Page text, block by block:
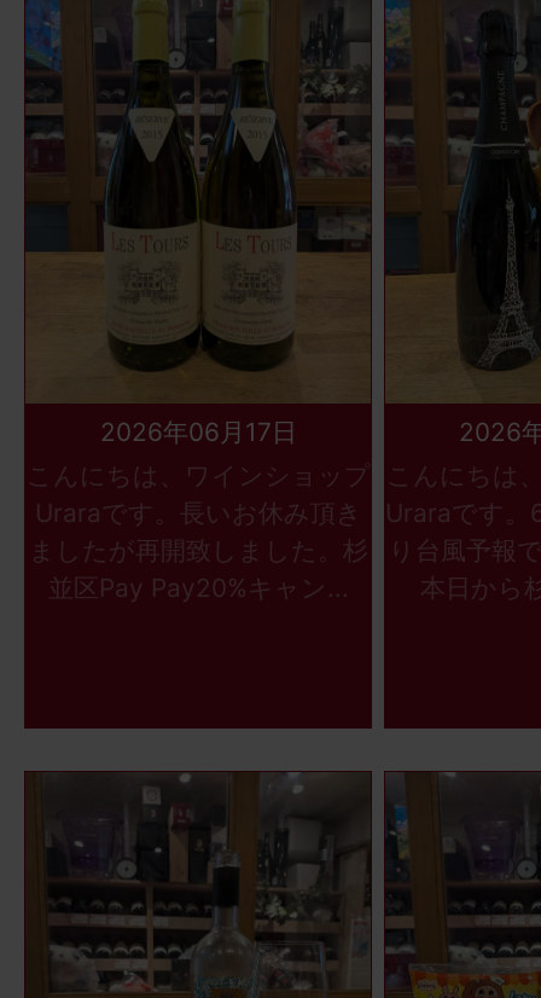
2026年06月17日
こんにちは、ワインショップ
Uraraです。長いお休み頂き
ましたが再開致しました。杉
並区Pay Pay20%キャン...
2026
こんにちは
Uraraです。
り台風予報
本日から